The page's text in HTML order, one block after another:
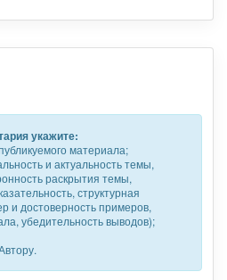
укажите:
материала;
и актуальность темы,
раскрытия темы,
структурная
и достоверность примеров,
убедительность выводов);